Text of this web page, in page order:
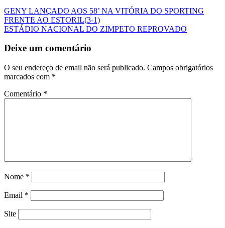
GENY LANÇADO AOS 58’ NA VITÓRIA DO SPORTING
FRENTE AO ESTORIL(3-1)
ESTÁDIO NACIONAL DO ZIMPETO REPROVADO
Deixe um comentário
O seu endereço de email não será publicado. Campos obrigatórios
marcados com *
Comentário *
Nome *
Email *
Site